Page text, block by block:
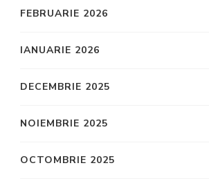
FEBRUARIE 2026
IANUARIE 2026
DECEMBRIE 2025
NOIEMBRIE 2025
OCTOMBRIE 2025